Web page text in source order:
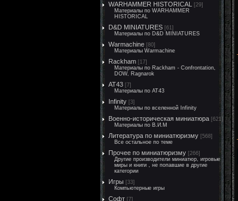
WARHAMMER HISTORICAL
[29]
Материалы по WARHAMMER
HISTORICAL
D&D MINIATURES [61]
Материалы по D&D MINIATURES
Warmachine [80]
Материалы Warmachine
Rackham [17]
Материалы по Rackham - Confrontation,
DOW, Ragnarok
AT43 [7]
Материалы по AT43
Infinity [3]
Материалы по вселенной Infinity
Военно-историческая миниатюра [621]
Материалы по В.И.М
Литература по миниатюризму [568]
Все остальное по теме
Прочее по миниатюризму [266]
Другие производители миниатюр, игровые
миры и книги , не попавшие в другие
категории
Игры [33]
Компьютерные игры
Софт [7]